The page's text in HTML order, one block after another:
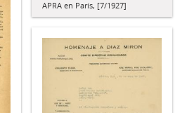
APRA en París, [7/1927]